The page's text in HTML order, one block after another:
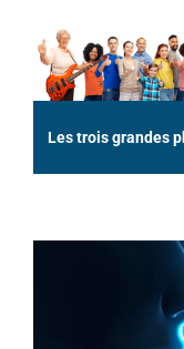
Les trois grandes